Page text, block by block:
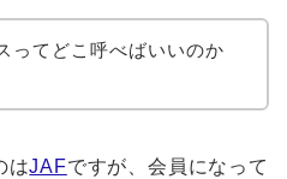
ってどこ呼べばいいのか
はJAFですが、会員になって